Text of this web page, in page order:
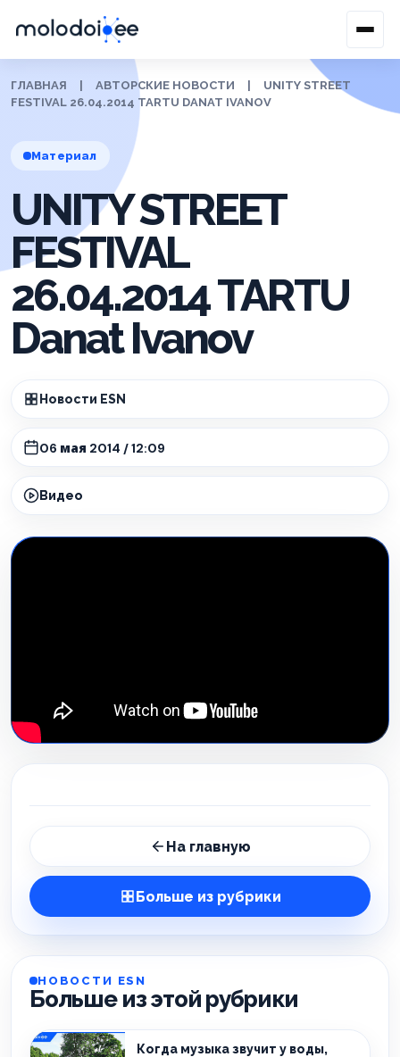
ГЛАВНАЯ АВТОРСКИЕ НОВОСТИ
UNITY STREET
FESTIVAL 26.04.2014 TARTU DANAT IVANOV
Материал
UNITY STREET
FESTIVAL
26.04.2014 TARTU
Danat Ivanov
Новости ESN
06 мая 2014 / 12:09
Видео
На главную
Больше из рубрики
НОВОСТИ ESN
Больше из этой рубрики
Когда музыка звучит у воды,